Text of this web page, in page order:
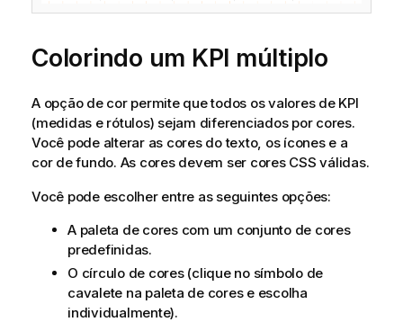
Colorindo um KPI múltiplo
A opção de cor permite que todos os valores de KPI
(medidas e rótulos) sejam diferenciados por cores.
Você pode alterar as cores do texto, os ícones e a
cor de fundo. As cores devem ser cores CSS válidas.
Você pode escolher entre as seguintes opções:
A paleta de cores com um conjunto de cores
predefinidas.
O círculo de cores (clique no símbolo de
cavalete na paleta de cores e escolha
individualmente).